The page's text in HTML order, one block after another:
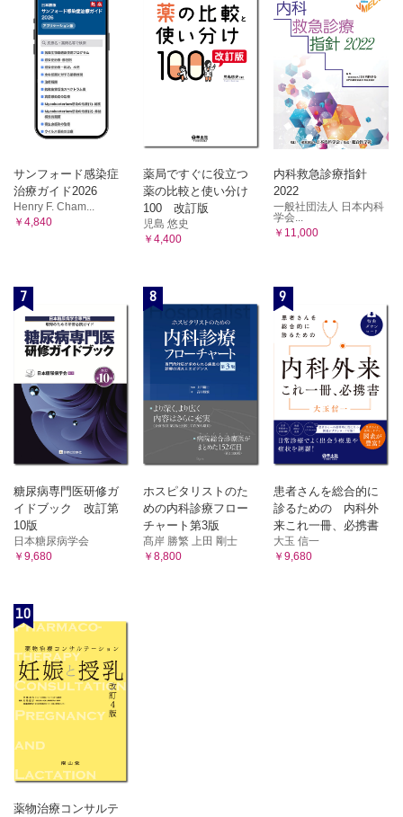
サンフォード感染症
治療ガイド2026
Henry F. Cham...
￥4,840
薬局ですぐに役立つ
薬の比較と使い分け
100 改訂版
児島 悠史
￥4,400
内科救急診療指針
2022
一般社団法人 日本内科
学会...
￥11,000
7
糖尿病専門医研修ガ
イドブック 改訂第
10版
日本糖尿病学会
￥9,680
8
ホスピタリストのた
めの内科診療フロー
チャート第3版
髙岸 勝繁 上田 剛士
￥8,800
9
患者さんを総合的に
診るための 内科外
来これ一冊、必携書
大玉 信一
￥9,680
10
薬物治療コンサルテ